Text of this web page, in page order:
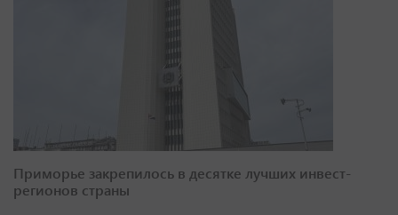
Приморье закрепилось в десятке лучших инвест-
регионов страны